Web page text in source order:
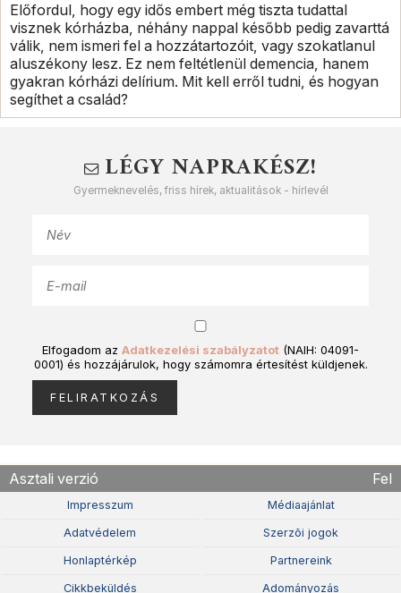
Előfordul, hogy egy idős embert még tiszta tudattal
visznek kórházba, néhány nappal később pedig zavarttá
válik, nem ismeri fel a hozzátartozóit, vagy szokatlanul
aluszékony lesz. Ez nem feltétlenül demencia, hanem
gyakran kórházi delírium. Mit kell erről tudni, és hogyan
segíthet a család?
LÉGY NAPRAKÉSZ!
Gyermeknevelés, friss hírek, aktualitások - hírlevél
Elfogadom az Adatkezelési szabályzatot (NAIH: 04091-
0001) és hozzájárulok, hogy számomra értesítést küldjenek.
Asztali verzió Fel
Impresszum Médiaajánlat
Adatvédelem Szerzõi jogok
Honlaptérkép Partnereink
Cikkbeküldés Adományozás